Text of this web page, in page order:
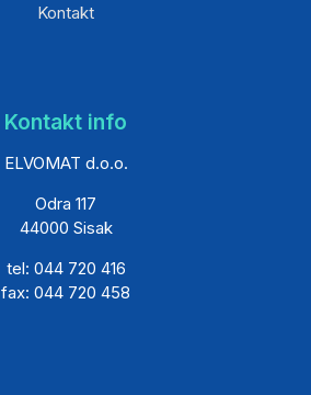
Kontakt
Kontakt info
ELVOMAT d.o.o.
Odra 117
44000 Sisak
tel: 044 720 416
fax: 044 720 458